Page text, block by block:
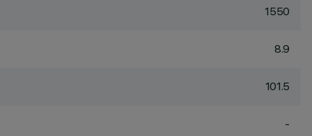
1550
8.9
101.5
-